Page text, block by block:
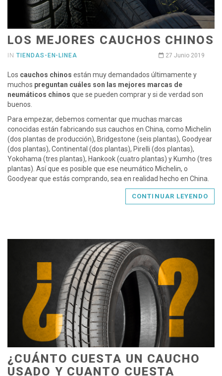
LOS MEJORES CAUCHOS CHINOS
IN TIENDAS-EN-LINEA 27 Junio 2019
Los cauchos chinos están muy demandados últimamente y
muchos preguntan cuáles son las mejores marcas de
neumáticos chinos que se pueden comprar y si de verdad son
buenos.
Para empezar, debemos comentar que muchas marcas
conocidas están fabricando sus cauchos en China, como Michelin
(dos plantas de producción), Bridgestone (seis plantas), Goodyear
(dos plantas), Continental (dos plantas), Pirelli (dos plantas),
Yokohama (tres plantas), Hankook (cuatro plantas) y Kumho (tres
plantas). Así que es posible que ese neumático Michelin, o
Goodyear que estás comprando, sea en realidad hecho en China.
CONTINUAR LEYENDO
¿CUÁNTO CUESTA UN CAUCHO
USADO Y CUANTO CUESTA